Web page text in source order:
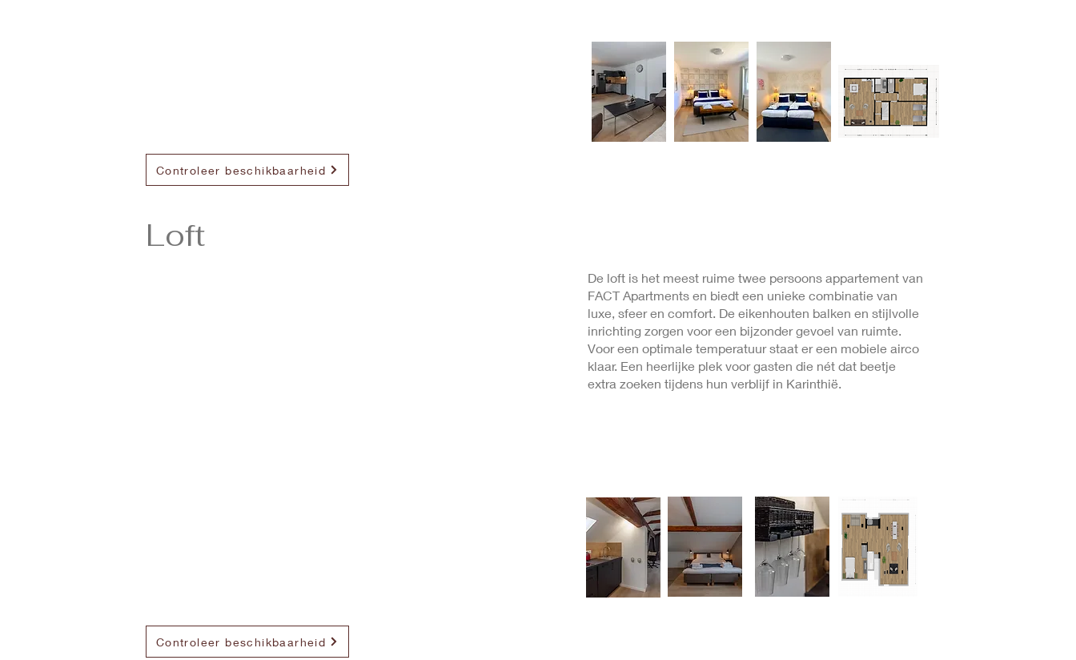
Controleer beschikbaarheid
Loft
De loft is het meest ruime twee persoons appartement van
FACT Apartments en biedt een unieke combinatie van
luxe, sfeer en comfort. De eikenhouten balken en stijlvolle
inrichting zorgen voor een bijzonder gevoel van ruimte.
Voor een optimale temperatuur staat er een mobiele airco
klaar. Een heerlijke plek voor gasten die nét dat beetje
extra zoeken tijdens hun verblijf in Karinthië.
Controleer beschikbaarheid